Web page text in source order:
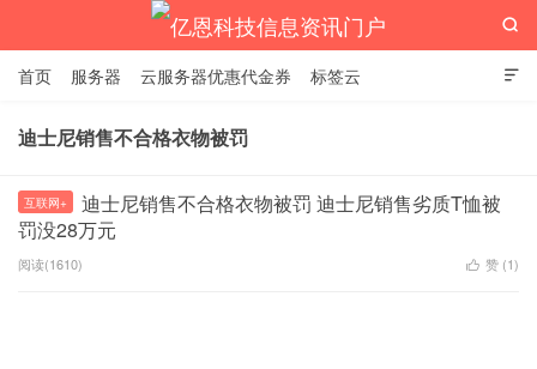
亿恩科技信息资讯门户

首页 服务器 云服务器优惠代金券 标签云

迪士尼销售不合格衣物被罚
互联网+
迪士尼销售不合格衣物被罚 迪士尼销售劣质T恤被
罚没28万元
阅读(1610)  赞 (1)